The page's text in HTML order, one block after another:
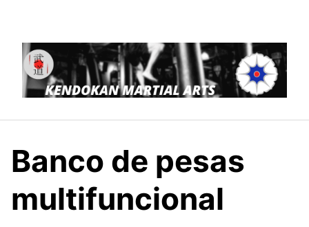
contenido
Banco de pesas
multifuncional